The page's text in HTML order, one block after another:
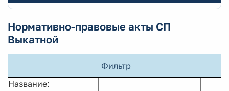
Нормативно-правовые акты СП
Выкатной
Фильтр
Название: